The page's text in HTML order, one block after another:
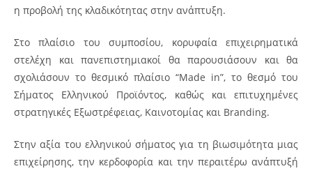
η προβολή της κλαδικότητας στην ανάπτυξη.
Στο πλαίσιο του συμποσίου, κορυφαία επιχειρηματικά
στελέχη και πανεπιστημιακοί θα παρουσιάσουν και θα
σχολιάσουν το θεσμικό πλαίσιο “Made in”, το θεσμό του
Σήματος Ελληνικού Προϊόντος, καθώς και επιτυχημένες
στρατηγικές Εξωστρέφειας, Καινοτομίας και Branding.
Στην αξία του ελληνικού σήματος για τη βιωσιμότητα μιας
επιχείρησης, την κερδοφορία και την περαιτέρω ανάπτυξή